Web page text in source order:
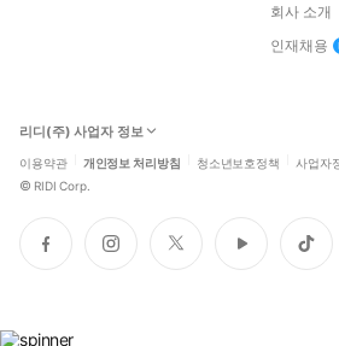
회사 소개
인재채용
리디(주) 사업자 정보
이용약관 개인정보 처리방침 청소년보호정책 사업자
© RIDI Corp.
페
이
인
스
트
위
유
튜
틱
톡